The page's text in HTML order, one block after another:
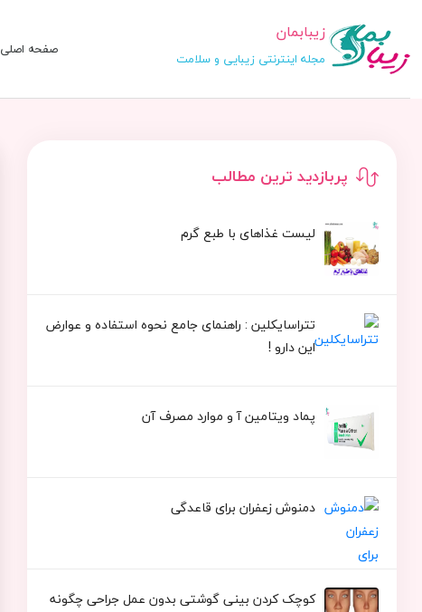
زیبابمان
مجله اینترنتی زیبایی و سلامت صفحه اصلی
پربازدید ترین مطالب
لیست غذاهای با طبع گرم
تتراسایکلین : راهنمای جامع نحوه استفاده و عوارض
این دارو !
پماد ویتامین آ و موارد مصرف آن
دمنوش زعفران برای قاعدگی
کوچک کردن بینی گوشتی بدون عمل جراحی چگونه